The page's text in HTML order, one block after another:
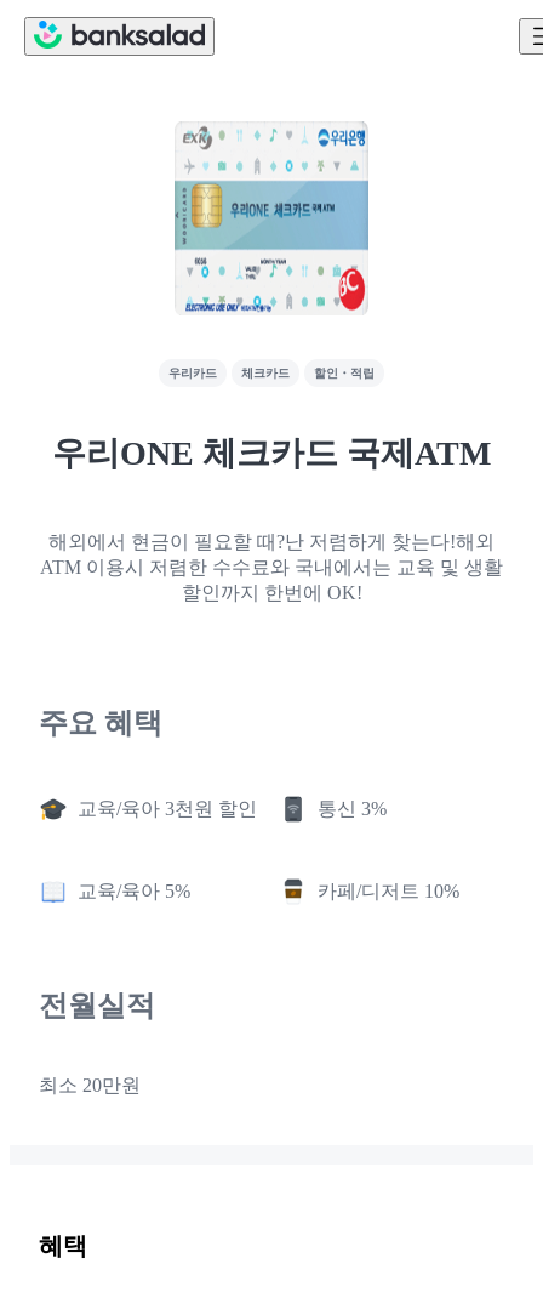
우리카드 체크카드 할인・적립
우리ONE 체크카드 국제ATM
해외에서 현금이 필요할 때?난 저렴하게 찾는다!해외
ATM 이용시 저렴한 수수료와 국내에서는 교육 및 생활
할인까지 한번에 OK!
주요 혜택
교육/육아 3천원 할인 통신 3%
교육/육아 5% 카페/디저트 10%
전월실적
최소 20만원
혜택